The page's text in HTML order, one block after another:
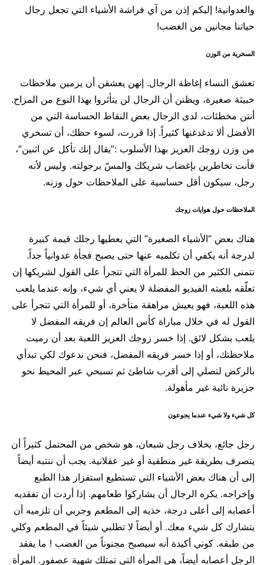
والعدوانية! إليكم إذن من آي فراشة الأشياء التي تجعل رجال
حياتنا مجانين من الغضب!
السخرية من الوزن
تعشق النساء إغاظة الرجال. إنهن يعشقن أن يرمين ملاحظات
خبيثة صغيرة، ويظنن أن الرجال لن يتأثروا بهذا النوع من المزاح.
أنتن مخطئات، لدى الرجال بعض النقاط الحساسة التي من
الأفضل ألا تدغدغنها كثيراً. إذا قررت، لسوء حظك، أن تسخري
من وزن زوجك العزيز بهذا الأسلوب :”يقال إنك تأكل عن اثنين”،
فأنت تخاطرين بإغضاب شريكك والمسّ برجولته. وليس لأنه
رجل، سيكون أقل حساسية على الملاحظات حول وزنه.
الملاحظات حول هوايات زوجك
هناك بعض “الأشياء الصغيرة” التي يعطيها رجلك قيمة كبيرة
لدرجة أنه يكفي أن تكلميه عنها حتى يصبح فجأة عدوانياً جداً.
نتمنى الكثير من الحظ للمرأة التي تتجرأ على القول لشريكها إن
تعلّقه بلعبته الفيديو المفضلة لا يعني أي شيء، وإنه عندما يلعب
هذه اللعبة، فهو يعيش مراهقة متأخرة، أو للمرأة التي تتجرأ على
القول له في خلال مباراة كأس العالم إن فريقه المفضل لا
يلعب بشكل لائق. إذا خسر زوجك العزيز اللعبة بعد أن رميت
ملاحظتك، أو إذا خسر فريقه المفضل، فنحن ندعوك لكي تبدأي
بالركض لتصلي إلى أقرب شاطئ ثم تسبحي عبر المحيط نحو
جزيرة نائية غير مأهولة.
كل شيء ولا شيء عندما يجوعون
رجل جائع، بخلاف رجل شبعان، هو شخص من المحتمل كثيراً أن
يتصرف بطريقة غير منطقية أو غير عقلانية. يجب أن ننتبه أيضاً
إلى أن هناك بعض الأشياء التي تستطيع استفزاز هذا الطبع
وإخراجه. يكره الرجال أن يشاركوا طعامهم. إذا أردت أن تفقديه
أعصابه إلى أعلى درجة، خذيه إلى المطعم وجربي أن تلزميه أن
يتشارك كل شيء معك. أو أيضاً لا تطلبي شيئاً في المطعم وكلي
من طبقه. كوني أكيدة أنه سيصبح مجنوناً من الغضب ! ما يفقد
الرجل أعصابه أيضاً، هي المرأة التي تمتلك شهية عصفور. المرأة